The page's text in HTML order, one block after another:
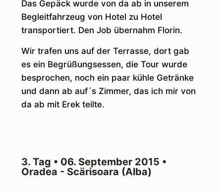
Das Gepäck wurde von da ab in unserem
Begleitfahrzeug von Hotel zu Hotel
transportiert. Den Job übernahm Florin.
Wir trafen uns auf der Terrasse, dort gab
es ein Begrüßungsessen, die Tour wurde
besprochen, noch ein paar kühle Getränke
und dann ab auf´s Zimmer, das ich mir von
da ab mit Erek teilte.
3. Tag • 06. September 2015 •
Oradea - Scärisoara (Alba)